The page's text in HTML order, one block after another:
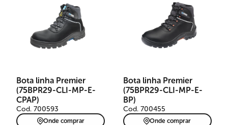
Bota linha Premier
(75BPR29-CLI-MP-E-
CPAP)
Cod. 700593
Onde comprar
Bota linha Premier
(75BPR29-CLI-MP-E-
BP)
Cod. 700455
Onde comprar